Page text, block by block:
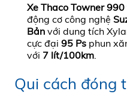
Xe Thaco Towner
động cơ công nghệ
Bảnvới dung tích
cực đại 95 Psphun
với 7 lít/100km.
Qui cách đóng